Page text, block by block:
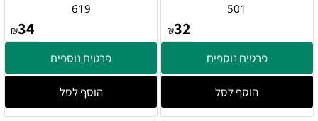
501
₪32
פרטים נוספים
הוסף לסל
619
₪34
פרטים נוספים
הוסף לסל